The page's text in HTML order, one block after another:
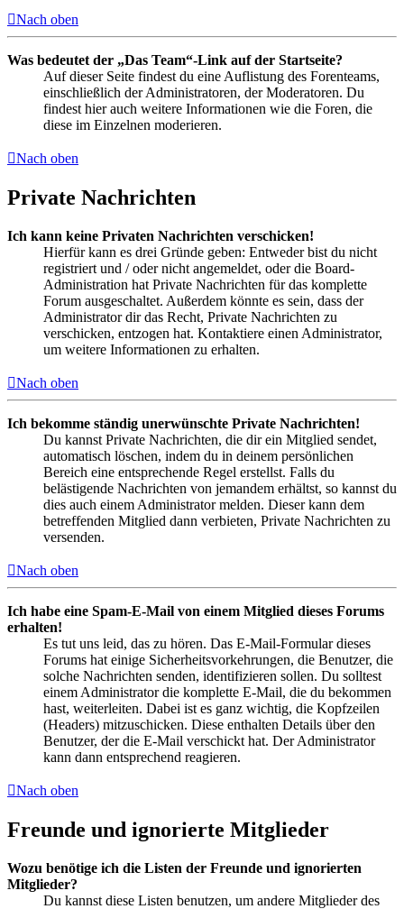
Nach oben
Was bedeutet der „Das Team“-Link auf der Startseite?
Auf dieser Seite findest du eine Auflistung des Forenteams,
einschließlich der Administratoren, der Moderatoren. Du
findest hier auch weitere Informationen wie die Foren, die
diese im Einzelnen moderieren.
Nach oben
Private Nachrichten
Ich kann keine Privaten Nachrichten verschicken!
Hierfür kann es drei Gründe geben: Entweder bist du nicht
registriert und / oder nicht angemeldet, oder die Board-
Administration hat Private Nachrichten für das komplette
Forum ausgeschaltet. Außerdem könnte es sein, dass der
Administrator dir das Recht, Private Nachrichten zu
verschicken, entzogen hat. Kontaktiere einen Administrator,
um weitere Informationen zu erhalten.
Nach oben
Ich bekomme ständig unerwünschte Private Nachrichten!
Du kannst Private Nachrichten, die dir ein Mitglied sendet,
automatisch löschen, indem du in deinem persönlichen
Bereich eine entsprechende Regel erstellst. Falls du
belästigende Nachrichten von jemandem erhältst, so kannst du
dies auch einem Administrator melden. Dieser kann dem
betreffenden Mitglied dann verbieten, Private Nachrichten zu
versenden.
Nach oben
Ich habe eine Spam-E-Mail von einem Mitglied dieses Forums
erhalten!
Es tut uns leid, das zu hören. Das E-Mail-Formular dieses
Forums hat einige Sicherheitsvorkehrungen, die Benutzer, die
solche Nachrichten senden, identifizieren sollen. Du solltest
einem Administrator die komplette E-Mail, die du bekommen
hast, weiterleiten. Dabei ist es ganz wichtig, die Kopfzeilen
(Headers) mitzuschicken. Diese enthalten Details über den
Benutzer, der die E-Mail verschickt hat. Der Administrator
kann dann entsprechend reagieren.
Nach oben
Freunde und ignorierte Mitglieder
Wozu benötige ich die Listen der Freunde und ignorierten
Mitglieder?
Du kannst diese Listen benutzen, um andere Mitglieder des